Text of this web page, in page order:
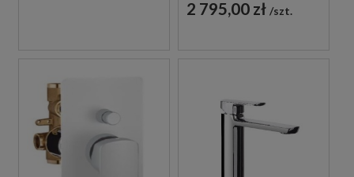
2 795,00 zł szt.